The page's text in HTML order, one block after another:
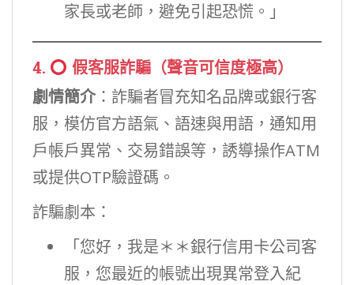
家長或老師，避免引起恐慌。」
4. 假客服詐騙（聲音可信度極高）
劇情簡介：詐騙者冒充知名品牌或銀行客
服，模仿官方語氣、語速與用語，通知用
戶帳戶異常、交易錯誤等，誘導操作ATM
或提供OTP驗證碼。
詐騙劇本：
「您好，我是＊＊銀行信用卡公司客
服，您最近的帳號出現異常登入紀